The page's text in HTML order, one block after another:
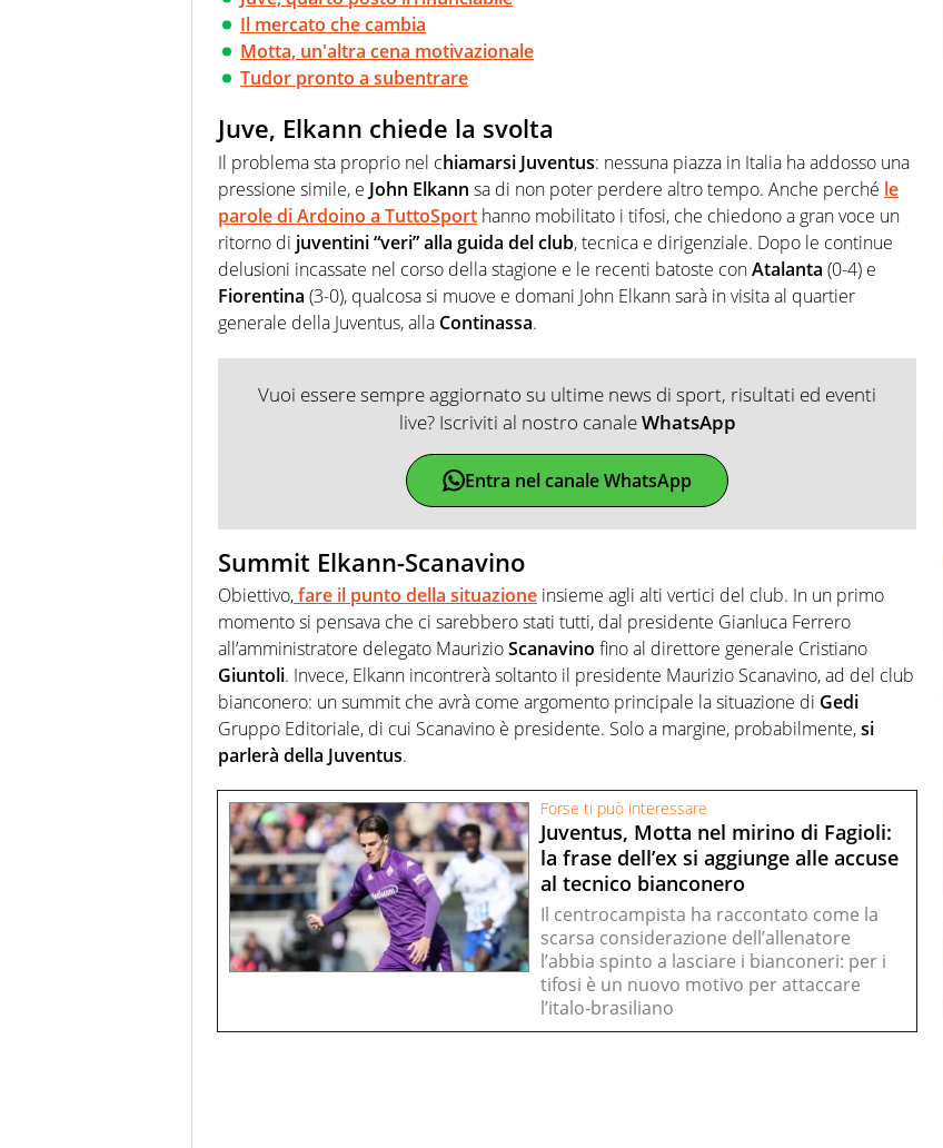
Il mercato che cambia
Motta, un'altra cena motivazionale
Tudor pronto a subentrare
Juve, Elkann chiede la svolta
Il problema sta proprio nel chiamarsi Juventus: nessuna piazza in Italia ha addosso una
pressione simile, e John Elkann sa di non poter perdere altro tempo. Anche perché le
parole di Ardoino a TuttoSport hanno mobilitato i tifosi, che chiedono a gran voce un
ritorno di juventini “veri” alla guida del club, tecnica e dirigenziale. Dopo le continue
delusioni incassate nel corso della stagione e le recenti batoste conAtalanta (0-4) e
Fiorentina (3-0), qualcosa si muove e domani John Elkann sarà in visita al quartier
generale della Juventus, alla Continassa.
Vuoi essere sempre aggiornato su ultime news di sport, risultati ed eventi
live? Iscriviti al nostro canaleWhatsApp
Entra nel canale WhatsApp
Summit Elkann-Scanavino
Obiettivo,fare il punto della situazione insieme agli alti vertici del club. In un primo
momento si pensava che ci sarebbero stati tutti, dal presidente Gianluca Ferrero
all’amministratore delegato MaurizioScanavino fino al direttore generale Cristiano
Giuntoli. Invece, Elkann incontrerà soltanto il presidente Maurizio Scanavino, ad del club
bianconero: un summit che avrà come argomento principale la situazione di Gedi
Gruppo Editoriale, di cui Scanavino è presidente. Solo a margine, probabilmente,si
parlerà della Juventus.
Forse ti può interessare
Juventus, Motta nel mirino di Fagioli:
la frase dell’ex si aggiunge alle accuse
al tecnico bianconero
Il centrocampista ha raccontato come la
scarsa considerazione dell’allenatore
l’abbia spinto a lasciare i bianconeri: per i
tifosi è un nuovo motivo per attaccare
l’italo-brasiliano